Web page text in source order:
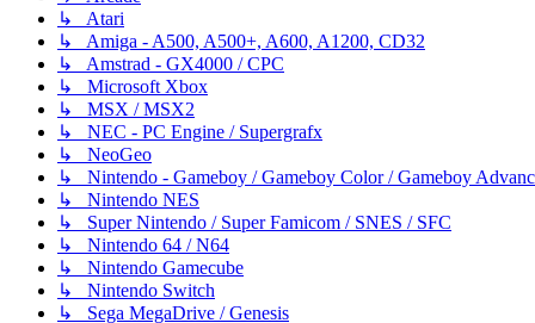
↳ Atari
↳ Amiga - A500, A500+, A600, A1200, CD32
↳ Amstrad - GX4000 / CPC
↳ Microsoft Xbox
↳ MSX / MSX2
↳ NEC - PC Engine / Supergrafx
↳ NeoGeo
↳ Nintendo - Gameboy / Gameboy Color / Gameboy
↳ Nintendo NES
↳ Super Nintendo / Super Famicom / SNES / SFC
↳ Nintendo 64 / N64
↳ Nintendo Gamecube
↳ Nintendo Switch
↳ Sega MegaDrive / Genesis